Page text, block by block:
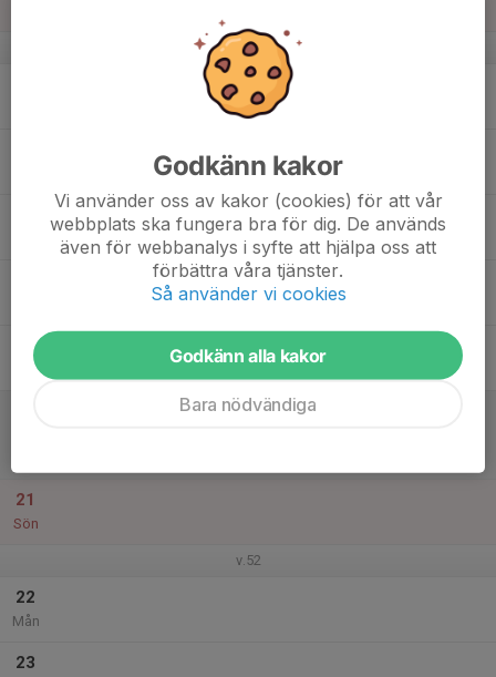
v.51
Fys+isträning
nittorp ishall
19
Fre
Träning fys + is
Match mot HV 71
21
Sön
v.52
22
Mån
23
Godkänn kakor
Vi använder oss av kakor (cookies) för att vår
webbplats ska fungera bra för dig. De används
även för webbanalys i syfte att hjälpa oss att
förbättra våra tjänster.
Så använder vi cookies
Godkänn alla kakor
Bara nödvändiga